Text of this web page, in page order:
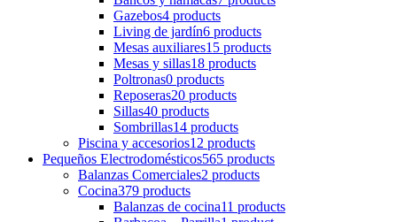
Gazebos4 products
Living de jardín6 products
Mesas auxiliares15 products
Mesas y sillas18 products
Poltronas0 products
Reposeras20 products
Sillas40 products
Sombrillas14 products
Piscina y accesorios12 products
Pequeños Electrodomésticos565 products
Balanzas Comerciales2 products
Cocina379 products
Balanzas de cocina11 products